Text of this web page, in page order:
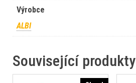
Výrobce
ALBI
Související produkty